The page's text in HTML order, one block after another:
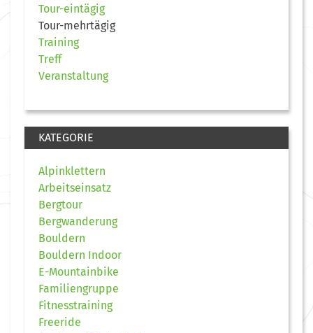
Tour-eintägig
Tour-mehrtägig
Training
Treff
Veranstaltung
KATEGORIE
Alpinklettern
Arbeitseinsatz
Bergtour
Bergwanderung
Bouldern
Bouldern Indoor
E-Mountainbike
Familiengruppe
Fitnesstraining
Freeride